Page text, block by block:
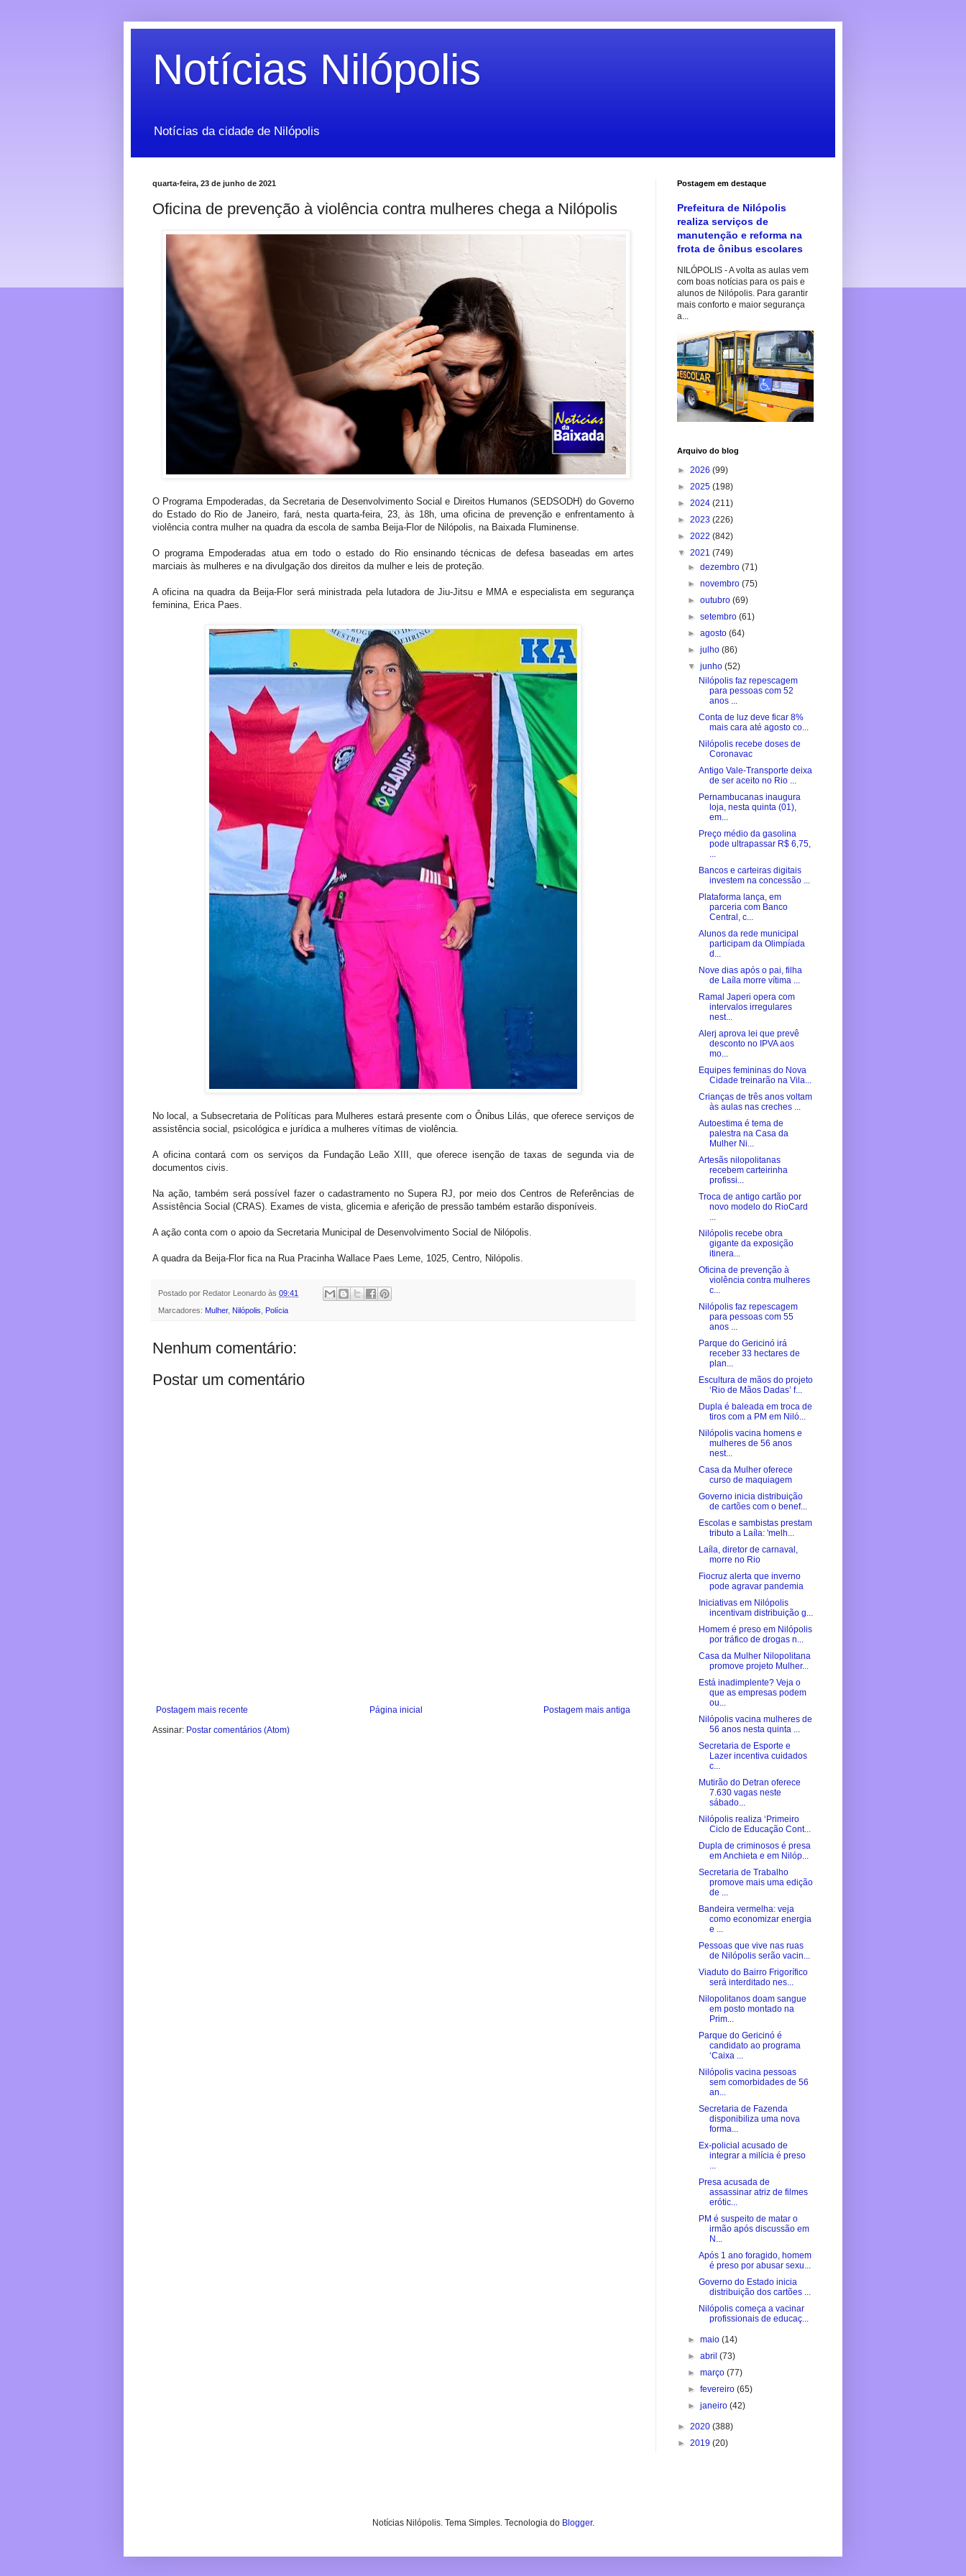
Notícias Nilópolis
Notícias da cidade de Nilópolis
quarta-feira, 23 de junho de 2021
Oficina de prevenção à violência contra mulheres chega a Nilópolis
O Programa Empoderadas, da Secretaria de Desenvolvimento Social e Direitos Humanos (SEDSODH) do Governo
do Estado do Rio de Janeiro, fará, nesta quarta-feira, 23, às 18h, uma oficina de prevenção e enfrentamento à
violência contra mulher na quadra da escola de samba Beija-Flor de Nilópolis, na Baixada Fluminense.
O programa Empoderadas atua em todo o estado do Rio ensinando técnicas de defesa baseadas em artes
marciais às mulheres e na divulgação dos direitos da mulher e leis de proteção.
A oficina na quadra da Beija-Flor será ministrada pela lutadora de Jiu-Jitsu e MMA e especialista em segurança
feminina, Erica Paes.
No local, a Subsecretaria de Políticas para Mulheres estará presente com o Ônibus Lilás, que oferece serviços de
assistência social, psicológica e jurídica a mulheres vítimas de violência.
A oficina contará com os serviços da Fundação Leão XIII, que oferece isenção de taxas de segunda via de
documentos civis.
Na ação, também será possível fazer o cadastramento no Supera RJ, por meio dos Centros de Referências de
Assistência Social (CRAS). Exames de vista, glicemia e aferição de pressão também estarão disponíveis.
A ação conta com o apoio da Secretaria Municipal de Desenvolvimento Social de Nilópolis.
A quadra da Beija-Flor fica na Rua Pracinha Wallace Paes Leme, 1025, Centro, Nilópolis.
Postado por Redator Leonardo às 09:41
Marcadores: Mulher, Nilópolis, Polícia
Nenhum comentário:
Postar um comentário
Postagem mais recente Postagem mais antiga
Página inicial
Assinar: Postar comentários (Atom)
Postagem em destaque
Prefeitura de Nilópolis
realiza serviços de
manutenção e reforma na
frota de ônibus escolares
NILÓPOLIS - A volta as aulas vem
com boas notícias para os pais e
alunos de Nilópolis. Para garantir
mais conforto e maior segurança
a...
Arquivo do blog
► 2026 (99)
► 2025 (198)
► 2024 (211)
► 2023 (226)
► 2022 (842)
▼ 2021 (749)
►dezembro(71)
►novembro(75)
►outubro(69)
►setembro(61)
►agosto(64)
►julho(86)
▼junho(52)
Nilópolis faz repescagem
para pessoas com 52
anos ...
Conta de luz deve ficar 8%
mais cara até agosto co...
Nilópolis recebe doses de
Coronavac
Antigo Vale-Transporte deixa
de ser aceito no Rio ...
Pernambucanas inaugura
loja, nesta quinta (01),
em...
Preço médio da gasolina
pode ultrapassar R$ 6,75,
...
Bancos e carteiras digitais
investem na concessão ...
Plataforma lança, em
parceria com Banco
Central, c...
Alunos da rede municipal
participam da Olimpíada
d...
Nove dias após o pai, filha
de Laíla morre vítima ...
Ramal Japeri opera com
intervalos irregulares
nest...
Alerj aprova lei que prevê
desconto no IPVA aos
mo...
Equipes femininas do Nova
Cidade treinarão na Vila...
Crianças de três anos voltam
às aulas nas creches ...
Autoestima é tema de
palestra na Casa da
Mulher Ni...
Artesãs nilopolitanas
recebem carteirinha
profissi...
Troca de antigo cartão por
novo modelo do RioCard
...
Nilópolis recebe obra
gigante da exposição
itinera...
Oficina de prevenção à
violência contra mulheres
c...
Nilópolis faz repescagem
para pessoas com 55
anos ...
Parque do Gericinó irá
receber 33 hectares de
plan...
Escultura de mãos do projeto
‘Rio de Mãos Dadas’ f...
Dupla é baleada em troca de
tiros com a PM em Niló...
Nilópolis vacina homens e
mulheres de 56 anos
nest...
Casa da Mulher oferece
curso de maquiagem
Governo inicia distribuição
de cartões com o benef...
Escolas e sambistas prestam
tributo a Laíla: 'melh...
Laíla, diretor de carnaval,
morre no Rio
Fiocruz alerta que inverno
pode agravar pandemia
Iniciativas em Nilópolis
incentivam distribuição g...
Homem é preso em Nilópolis
por tráfico de drogas n...
Casa da Mulher Nilopolitana
promove projeto Mulher...
Está inadimplente? Veja o
que as empresas podem
ou...
Nilópolis vacina mulheres de
56 anos nesta quinta ...
Secretaria de Esporte e
Lazer incentiva cuidados
c...
Mutirão do Detran oferece
7.630 vagas neste
sábado...
Nilópolis realiza ‘Primeiro
Ciclo de Educação Cont...
Dupla de criminosos é presa
em Anchieta e em Nilóp...
Secretaria de Trabalho
promove mais uma edição
de ...
Bandeira vermelha: veja
como economizar energia
e ...
Pessoas que vive nas ruas
de Nilópolis serão vacin...
Viaduto do Bairro Frigorífico
será interditado nes...
Nilopolitanos doam sangue
em posto montado na
Prim...
Parque do Gericinó é
candidato ao programa
‘Caixa ...
Nilópolis vacina pessoas
sem comorbidades de 56
an...
Secretaria de Fazenda
disponibiliza uma nova
forma...
Ex-policial acusado de
integrar a milícia é preso
...
Presa acusada de
assassinar atriz de filmes
erótic...
PM é suspeito de matar o
irmão após discussão em
N...
Após 1 ano foragido, homem
é preso por abusar sexu...
Governo do Estado inicia
distribuição dos cartões ...
Nilópolis começa a vacinar
profissionais de educaç...
►maio(14)
►abril(73)
►março(77)
►fevereiro(65)
►janeiro(42)
► 2020 (388)
► 2019 (20)
Notícias Nilópolis. Tema Simples. Tecnologia do Blogger.